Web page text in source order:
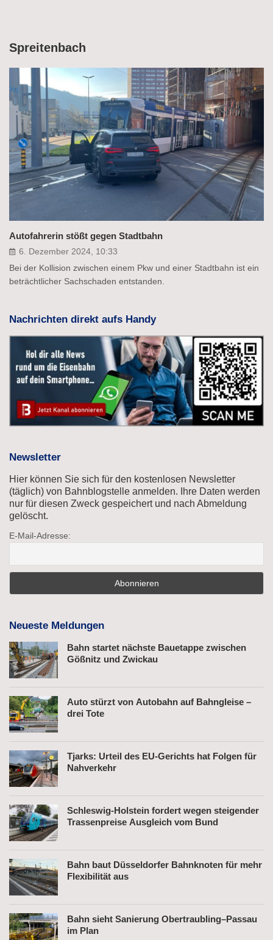
Spreitenbach
Autofahrerin stößt gegen Stadtbahn
6. Dezember 2024, 10:33
Bei der Kollision zwischen einem Pkw und einer Stadtbahn ist ein
beträchtlicher Sachschaden entstanden.
Nachrichten direkt aufs Handy
Newsletter
Hier können Sie sich für den kostenlosen Newsletter
(täglich) von Bahnblogstelle anmelden. Ihre Daten werden
nur für diesen Zweck gespeichert und nach Abmeldung
gelöscht.
E-Mail-Adresse:
Neueste Meldungen
Bahn startet nächste Bauetappe zwischen
Gößnitz und Zwickau
Auto stürzt von Autobahn auf Bahngleise –
drei Tote
Tjarks: Urteil des EU-Gerichts hat Folgen für
Nahverkehr
Schleswig-Holstein fordert wegen steigender
Trassenpreise Ausgleich vom Bund
Bahn baut Düsseldorfer Bahnknoten für mehr
Flexibilität aus
Bahn sieht Sanierung Obertraubling–Passau
im Plan